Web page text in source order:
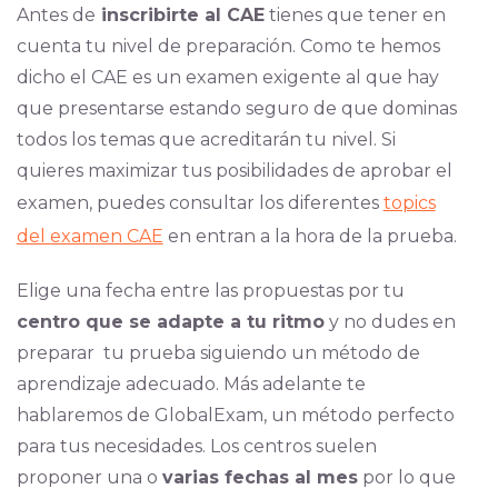
Antes de inscribirte al CAEtienes que tener en
cuenta tu nivel de preparación. Como te hemos
dicho el CAE es un examen exigente al que hay
que presentarse estando seguro de que dominas
todos los temas que acreditarán tu nivel. Si
quieres maximizar tus posibilidades de aprobar el
examen, puedes consultar los diferentes topics
del examen CAE en entran a la hora de la prueba.
Elige una fecha entre las propuestas por tu
centro que se adapte a tu ritmoy no dudes en
preparar tu prueba siguiendo un método de
aprendizaje adecuado. Más adelante te
hablaremos de GlobalExam, un método perfecto
para tus necesidades. Los centros suelen
proponer una o varias fechas al mespor lo que